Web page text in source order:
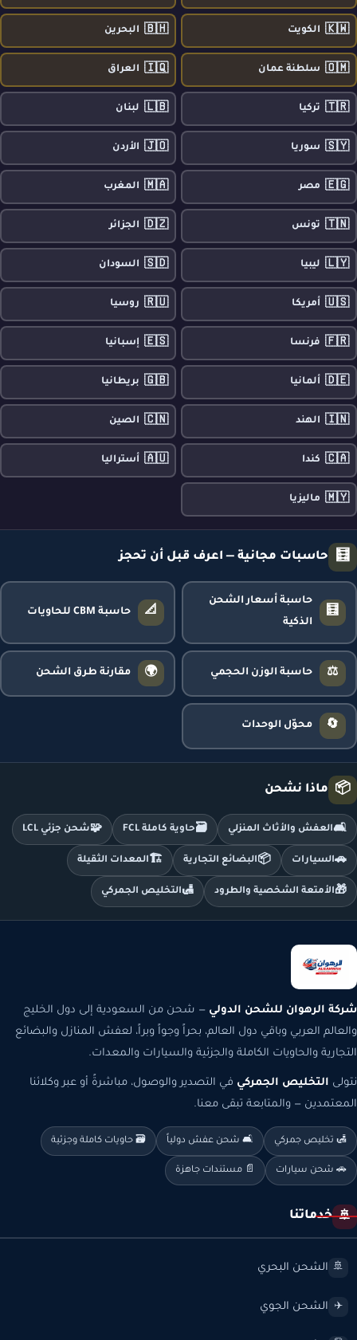
🇰🇼 الكويت 🇧🇭 البحرين
🇴🇲 سلطنة عمان 🇮🇶 العراق
🇹🇷 تركيا 🇱🇧 لبنان
🇸🇾 سوريا 🇯🇴 الأردن
🇪🇬 مصر 🇲🇦 المغرب
🇹🇳 تونس 🇩🇿 الجزائر
🇱🇾 ليبيا 🇸🇩 السودان
🇺🇸 أمريكا 🇷🇺 روسيا
🇫🇷 فرنسا 🇪🇸 إسبانيا
🇩🇪 ألمانيا 🇬🇧 بريطانيا
🇮🇳 الهند 🇨🇳 الصين
🇨🇦 كندا 🇦🇺 أستراليا
🇲🇾 ماليزيا
🧮 حاسبات مجانية — اعرف قبل أن تحجز
🧮
حاسبة أسعار الشحن
الذكية
📐 حاسبة CBM للحاويات
⚖️ حاسبة الوزن الحجمي 🌍 مقارنة طرق الشحن
🔄 محوّل الوحدات
📦 ماذا نشحن
🛋️العفش والأثاث المنزلي 🗃️حاوية كاملة FCL 🧩شحن جزئي LCL
🚗السيارات 📦البضائع التجارية 🏗️المعدات الثقيلة
🎁الأمتعة الشخصية والطرود 🛃التخليص الجمركي
شركة الرهوان للشحن الدولي — شحن من السعودية إلى دول الخليج
والعالم العربي وباقي دول العالم، بحراً وجواً وبراً، لعفش المنازل والبضائع
التجارية والحاويات الكاملة والجزئية والسيارات والمعدات.
نتولى التخليص الجمركي في التصدير والوصول، مباشرةً أو عبر وكلائنا
المعتمدين — والمتابعة تبقى معنا.
🛃 تخليص جمركي 🛋️ شحن عفش دولياً 🗃️ حاويات كاملة وجزئية
🚗 شحن سيارات 📄 مستندات جاهزة
🚢 خدماتنا
🚢 الشحن البحري
✈️ الشحن الجوي